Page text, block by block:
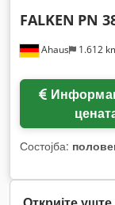
Ahaus 1.612
FALKEN PN
Состојба: